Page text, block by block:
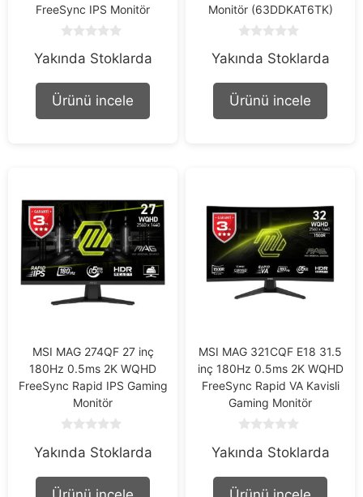
FreeSync IPS Monitör
o
t
f
Yakında Stoklarda
Ürünü incele
Monitör (63DDKAT6TK)
o
t
f
Yakında Stoklarda
Ürünü incele
MSI MAG 274QF 27 inç
180Hz 0.5ms 2K WQHD
FreeSync Rapid IPS Gaming
Monitör
o
t
Yakında Stoklarda
MSI MAG 321CQF E18 31.5
inç 180Hz 0.5ms 2K WQHD
FreeSync Rapid VA Kavisli
Gaming Monitör
o
t
Yakında Stoklarda